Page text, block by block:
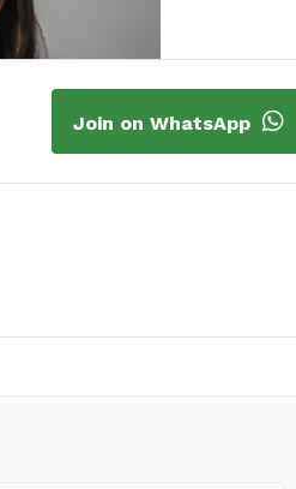
Join on WhatsApp